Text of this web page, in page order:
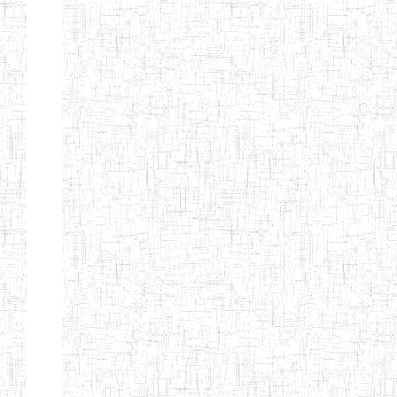
Afficher Page 7 sur 13 Total: 307
Début Préc. 2 3 4 5 6
7
Suivant
Fin
MOKOLO
Etablissements
d'enseignement